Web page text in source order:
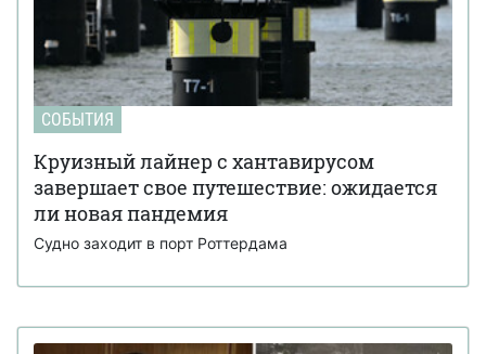
СОБЫТИЯ
Круизный лайнер с хантавирусом
завершает свое путешествие: ожидается
ли новая пандемия
Судно заходит в порт Роттердама